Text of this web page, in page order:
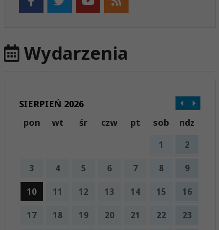
Wydarzenia
SIERPIEŃ 2026
pon
wt śr czw pt sob ndz
1 2
3 4 5 6 7 8 9
10 11 12 13 14 15 16
17 18 19 20 21 22 23